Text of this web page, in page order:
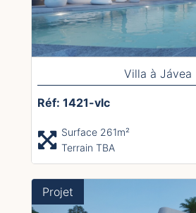
Villa à Jávea
Réf: 1421-vlc
Surface 261m²
Terrain TBA
Projet